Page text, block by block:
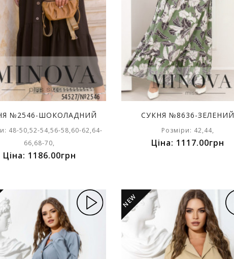
№2546-ШОКОЛАДНИЙ
48-50,52-54,56-58,60-62,64-
66,68-70,
Ціна: 1186.00грн
СУКНЯ №8636-ЗЕЛЕНИЙ
Розміри: 42,44,
Ціна: 1117.00грн
NEW